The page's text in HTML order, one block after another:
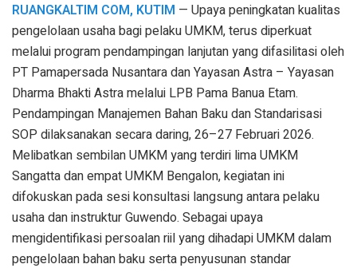
RUANGKALTIM COM, KUTIM — Upaya peningkatan kualitas
pengelolaan usaha bagi pelaku UMKM, terus diperkuat
melalui program pendampingan lanjutan yang difasilitasi oleh
PT Pamapersada Nusantara dan Yayasan Astra – Yayasan
Dharma Bhakti Astra melalui LPB Pama Banua Etam.
Pendampingan Manajemen Bahan Baku dan Standarisasi
SOP dilaksanakan secara daring, 26–27 Februari 2026.
Melibatkan sembilan UMKM yang terdiri lima UMKM
Sangatta dan empat UMKM Bengalon, kegiatan ini
difokuskan pada sesi konsultasi langsung antara pelaku
usaha dan instruktur Guwendo. Sebagai upaya
mengidentifikasi persoalan riil yang dihadapi UMKM dalam
pengelolaan bahan baku serta penyusunan standar